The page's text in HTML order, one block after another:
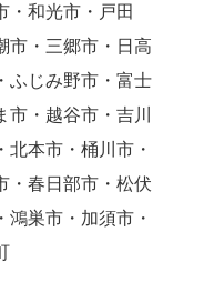
・和光市・戸田
市・三郷市・日高
ふじみ野市・富士
・越谷市・吉川
本市・桶川市・
・春日部市・松伏
巣市・加須市・